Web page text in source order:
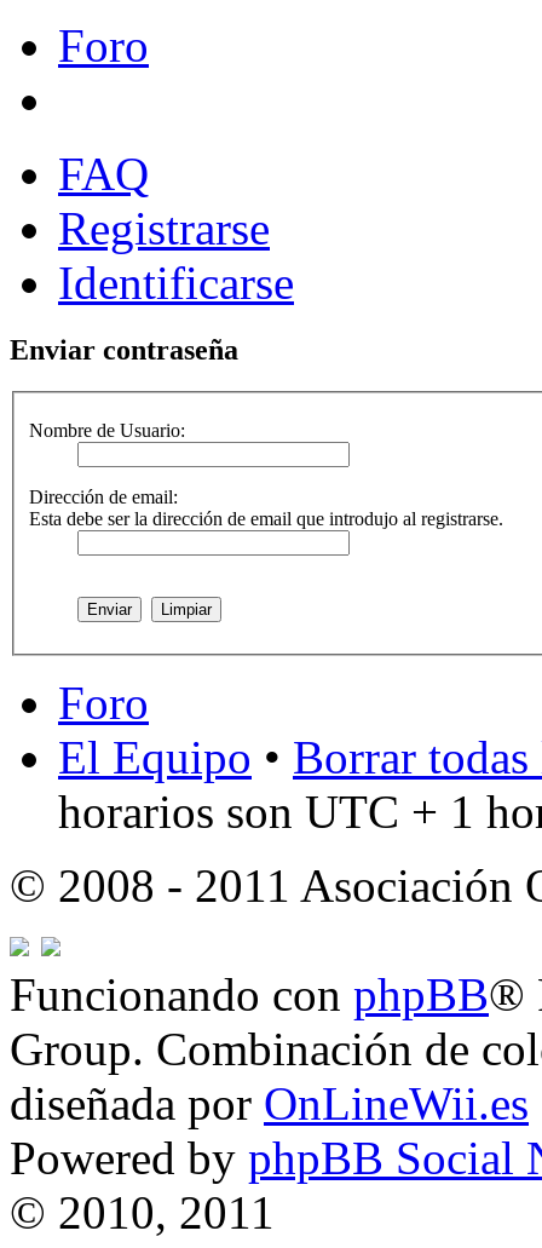
Foro
FAQ
Registrarse
Identificarse
Enviar contraseña
Nombre de Usuario:
Dirección de email:
Esta debe ser la dirección de email que introdujo al registrarse.
Foro
El Equipo • Borrar
horarios son UTC + 1
© 2008 - 2011 Asociación
Funcionando con phpBB®
Group. Combinación de
diseñada por OnLineWii.es
Powered by phpBB Social
© 2010, 2011